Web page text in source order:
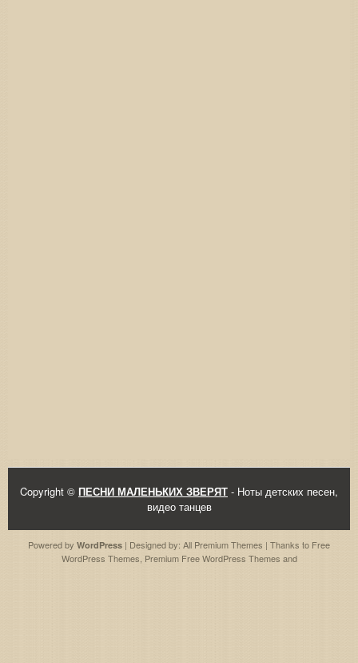
Copyright © ПЕСНИ МАЛЕНЬКИХ ЗВЕРЯТ - Ноты детских песен,
видео танцев
Powered by WordPress | Designed by: All Premium Themes | Thanks to Free
WordPress Themes Premium Free WordPress Themes and